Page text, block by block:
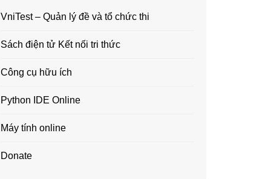
VniTest – Quản lý đề và tổ chức thi
Sách điện tử Kết nối tri thức
Công cụ hữu ích
Python IDE Online
Máy tính online
Donate